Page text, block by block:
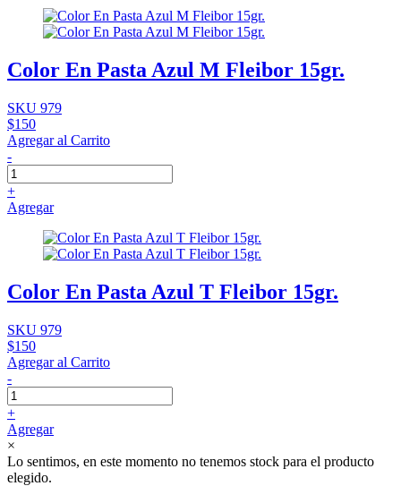
Color En Pasta Azul M Fleibor 15gr.
SKU 979
$150
Agregar al Carrito
-
+
Agregar
Color En Pasta Azul T Fleibor 15gr.
SKU 979
$150
Agregar al Carrito
-
+
Agregar
×
Lo sentimos, en este momento no tenemos stock para el producto
elegido.